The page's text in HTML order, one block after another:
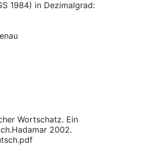
1984) in Dezimalgrad:
Wortschatz. Ein
2002.